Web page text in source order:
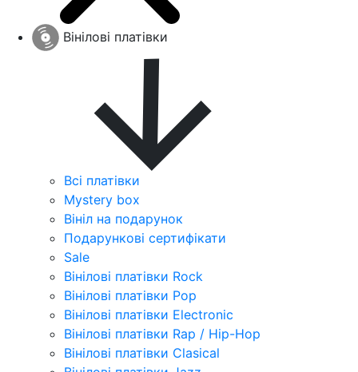
Вінілові платівки
Всі платівки
Mystery box
Вініл на подарунок
Подарункові сертифікати
Sale
Вінілові платівки Rock
Вінілові платівки Pop
Вінілові платівки Electronic
Вінілові платівки Rap / Hip-Hop
Вінілові платівки Clasical